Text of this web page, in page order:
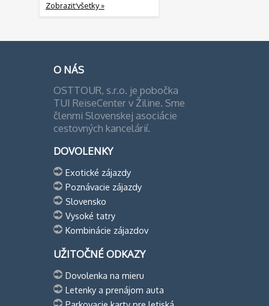
Zobraziť všetky »
O NÁS
OSTTOUR, s.r.o. je pobočka
TUI ReiseCenter v Žiline. Sme
členmi Slovenskej asociácie
cestovných kancelárií.
DOVOLENKY
Exotické zájazdy
Poznávacie zájazdy
Slovensko
Vysoké tatry
Kombinácie zájazdov
UŽITOČNÉ ODKAZY
Dovolenka na mieru
Letenky a prenájom auta